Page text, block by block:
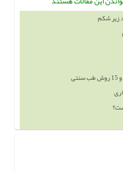
سينه ميشود